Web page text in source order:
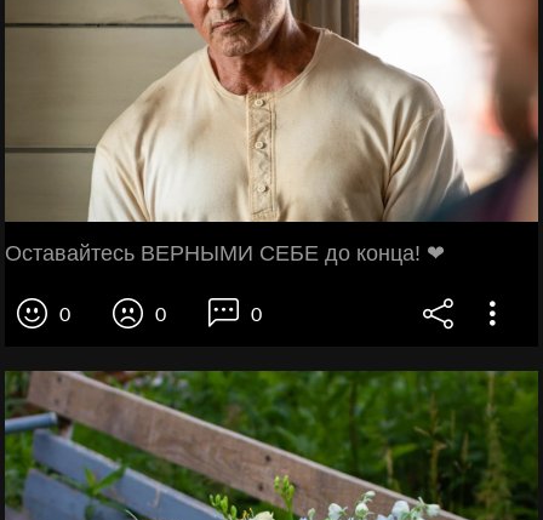
Оставайтесь ВЕРНЫМИ СЕБЕ до конца! ❤
0 0 0